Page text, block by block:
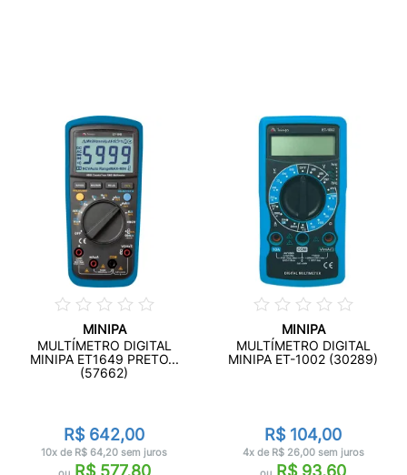
MINIPA
MULTÍMETRO DIGITAL
MINIPA ET1649 PRETO...
(57662)
R$ 642,00
10x de R$ 64,20 sem juros
R$ 577,80
MINIPA
MULTÍMETRO DIGITAL
MINIPA ET-1002 (30289)
R$ 104,00
4x de R$ 26,00 sem juros
R$ 93,60